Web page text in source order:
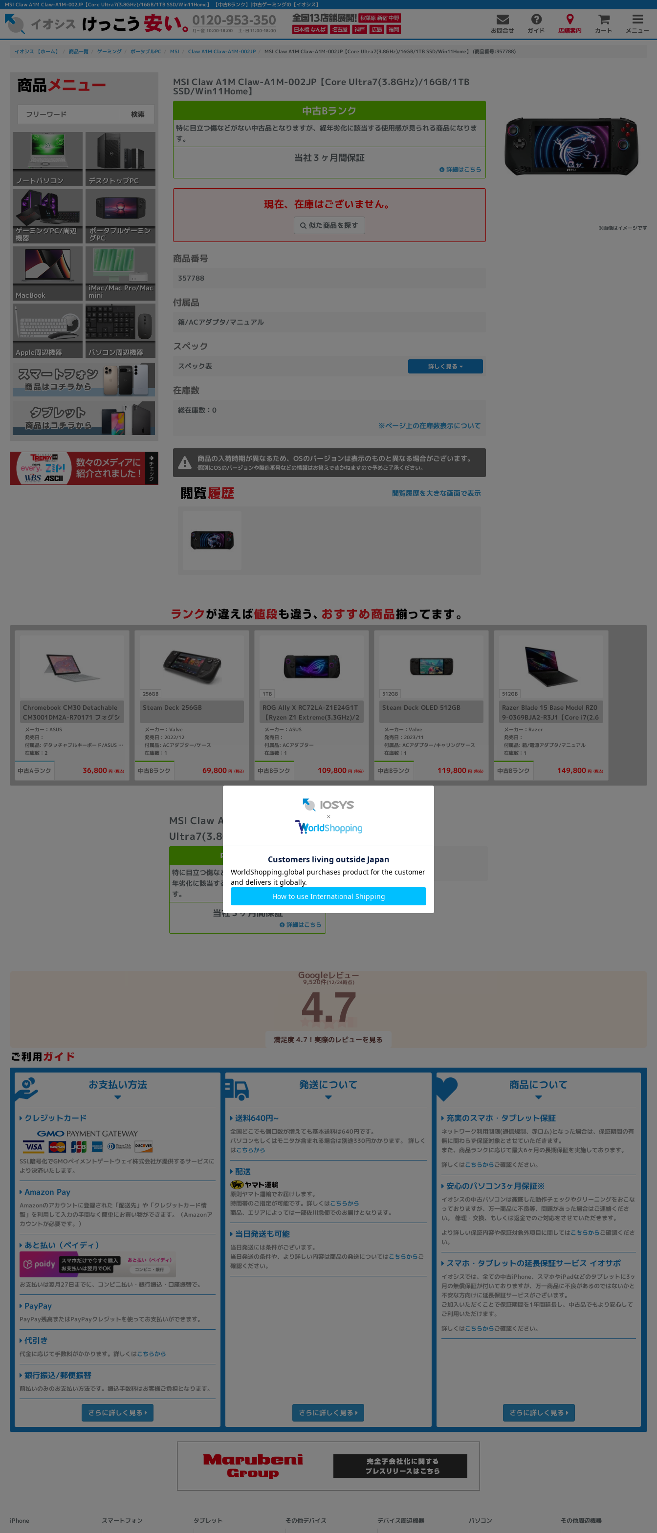
MSI Claw A1M Claw-A1M-002JP【Core Ultra7(3.8GHz)/16GB/1TB SSD/Win11Home】 【中古Bランク】|中古ゲーミングの【イオシス】
お問合せ ガイド 店舗案内 カート メニュー
イオシス 【ホーム】 商品一覧 ゲーミング ポータブルPC MSI Claw A1M Claw-A1M-002JP MSI Claw A1M Claw-A1M-002JP【Core Ultra7(3.8GHz)/16GB/1TB SSD/Win11Home】 (商品番号:357788)
MSI Claw A1M Claw-A1M-002JP【Core Ultra7(3.8GHz)/16GB/1TB
SSD/Win11Home】
※画像はイメージです
中古Bランク
特に目立つ傷などがない中古品となりますが、経年劣化に該当する使用感が見られる商品になりま
す。
当社３ヶ月間保証
詳細はこちら
現在、在庫はございません。
似た商品を探す
商品番号
357788
付属品
箱/ACアダプタ/マニュアル
スペック
スペック表 詳しく見る
在庫数
総在庫数：0
※ページ上の在庫数表示について
商品の入荷時期が異なるため、OSのバージョンは表示のものと異なる場合がございます。
個別にOSのバージョンや製造番号などの情報はお答えできかねますので予めご了承ください。
閲覧履歴を大きな画面で表示
検索
ノートパソコン デスクトップPC
ゲーミングPC/周辺
機器
ポータブルゲーミン
グPC
MacBook
iMac/Mac Pro/Mac
mini
Apple周辺機器 パソコン周辺機器
Chromebook CM30 Detachable
CM3001DM2A-R70171 フォグシ
ルバー【Kompanio(2.0GHz)/8G
B/64GB eMMC/ChromeOS】【d
ocomo版 SIMフリー】
メーカー：ASUS
発売日：
付属品: デタッチャブルキーボード/ASUS USI Pen/スタンドカバー
在庫数：2
中古Aランク 36,800 円 (税込)
256GB
Steam Deck 256GB
メーカー：Valve
発売日：2022/12
付属品: ACアダプター/ケース
在庫数：1
中古Bランク 69,800 円 (税込)
1TB
ROG Ally X RC72LA-Z1E24G1T
【Ryzen Z1 Extreme(3.3GHz)/2
4GB/1TB SSD/Win11Home】
メーカー：ASUS
発売日：
付属品: ACアダプター
在庫数：1
中古Bランク 109,800 円 (税込)
512GB
Steam Deck OLED 512GB
メーカー：Valve
発売日：2023/11
付属品: ACアダプター/キャリングケース
在庫数：1
中古Bランク 119,800 円 (税込)
512GB
Razer Blade 15 Base Model RZ0
9-0369BJA2-R3J1【Core i7(2.6
GHz)/16GB/512GB SSD/Win11
Home】
メーカー：Razer
発売日：
付属品: 箱/電源アダプタ/マニュアル
在庫数：1
中古Bランク 149,800 円 (税込)
MSI Claw A1M Claw-A1M-002JP【Core
Ultra7(3.8GHz)/16GB/1TB SSD/Win11Home】
中古Bランク
特に目立つ傷などがない中古品となりますが、経
年劣化に該当する使用感が見られる商品になりま
す。
当社３ヶ月間保証
詳細はこちら
商品番号：357788
在庫数：0
Googleレビュー
9,520件(12/24時点)
4.7
満足度 4.7！実際のレビューを見る
お支払い方法
クレジットカード
SSL暗号化でGMOペイメントゲートウェイ株式会社が提供するサービスに
より決済いたします。
Amazon Pay
Amazonのアカウントに登録された「配送先」や「クレジットカード情
報」を利用して入力の手間なく簡単にお買い物ができます。（Amazonア
カウントが必要です。）
あと払い（ペイディ）
お支払いは翌月27日までに、コンビニ払い・銀行振込・口座振替で。
PayPay
PayPay残高またはPayPayクレジットを使ってお支払いができます。
代引き
代金に応じて手数料がかかります。詳しくはこちらから
銀行振込/郵便振替
前払いのみのお支払い方法です。振込手数料はお客様ご負担となります。
さらに詳しく見る
発送について
送料640円~
全国どこでも個口数が増えても基本送料は640円です。
パソコンもしくはモニタが含まれる場合は別途330円かかります。 詳しく
はこちらから
配送
原則ヤマト運輸でお届けします。
時間帯のご指定が可能です。詳しくはこちらから
商品、エリアによっては一部佐川急便でのお届けとなります。
当日発送も可能
当日発送には条件がございます。
当日発送の条件や、より詳しい内容は商品の発送についてはこちらからご
確認ください。
さらに詳しく見る
商品について
充実のスマホ・タブレット保証
ネットワーク利用制限(通信規制、赤ロム)となった場合は、保証期間の有
無に関わらず保証対象とさせていただきます。
また、商品ランクに応じて最大6ヶ月の長期保証を実施しております。
詳しくはこちらからご確認ください。
安心のパソコン3ヶ月保証※
イオシスの中古パソコンは徹底した動作チェックやクリーニングをおこな
っておりますが、万一商品に不良等、問題があった場合はご連絡くださ
い。 修理・交換、もしくは返金でのご対応をさせていただきます。
より詳しい保証内容や保証対象外項目に関してはこちらからご確認くださ
い。
スマホ・タブレットの延長保証サービス イオサポ
イオシスでは、全ての中古iPhone、スマホやiPadなどのタブレットに3ヶ
月の無償保証が付いておりますが、万一商品に不良があるのではないかと
不安な方向けに延長保証サービスがございます。
ご加入いただくことで保証期間を1年間延長し、中古品でもより安心して
ご利用いただけます。
詳しくはこちらからご確認ください。
さらに詳しく見る
iPhone スマートフォン
タブレット
その他デバイス デバイス周辺機器 パソコン その他周辺機器